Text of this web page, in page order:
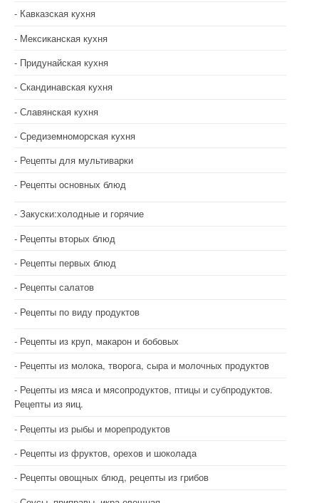
Кавказская кухня
Мексиканская кухня
Придунайская кухня
Скандинавская кухня
Славянская кухня
Средиземноморская кухня
Рецепты для мультиварки
Рецепты основных блюд
Закуски:холодные и горячие
Рецепты вторых блюд
Рецепты первых блюд
Рецепты салатов
Рецепты по виду продуктов
Рецепты из круп, макарон и бобовых
Рецепты из молока, творога, сыра и молочных продуктов
Рецепты из мяса и мясопродуктов, птицы и субпродуктов.
Рецепты из яиц.
Рецепты из рыбы и морепродуктов
Рецепты из фруктов, орехов и шоколада
Рецепты овощных блюд, рецепты из грибов